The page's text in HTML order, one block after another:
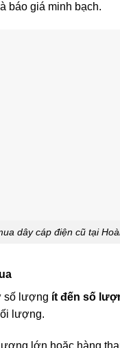
báo giá minh bạch.
dây cáp điện cũ tại
số lượng ít đến số
lượng.